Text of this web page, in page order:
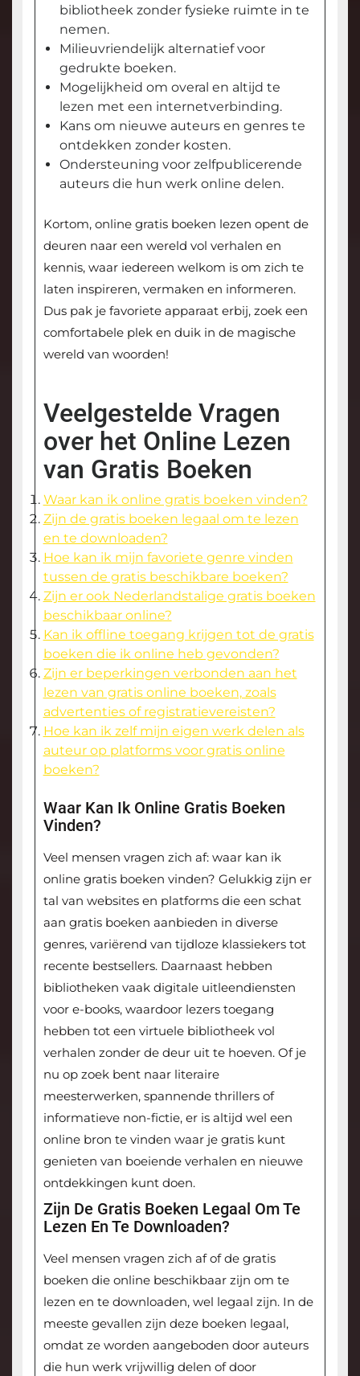
bibliotheek zonder fysieke ruimte in te
nemen.
Milieuvriendelijk alternatief voor
gedrukte boeken.
Mogelijkheid om overal en altijd te
lezen met een internetverbinding.
Kans om nieuwe auteurs en genres te
ontdekken zonder kosten.
Ondersteuning voor zelfpublicerende
auteurs die hun werk online delen.
Kortom, online gratis boeken lezen opent de
deuren naar een wereld vol verhalen en
kennis, waar iedereen welkom is om zich te
laten inspireren, vermaken en informeren.
Dus pak je favoriete apparaat erbij, zoek een
comfortabele plek en duik in de magische
wereld van woorden!
Veelgestelde Vragen
over het Online Lezen
van Gratis Boeken
Waar kan ik online gratis boeken vinden?
Zijn de gratis boeken legaal om te lezen
en te downloaden?
Hoe kan ik mijn favoriete genre vinden
tussen de gratis beschikbare boeken?
Zijn er ook Nederlandstalige gratis boeken
beschikbaar online?
Kan ik offline toegang krijgen tot de gratis
boeken die ik online heb gevonden?
Zijn er beperkingen verbonden aan het
lezen van gratis online boeken, zoals
advertenties of registratievereisten?
Hoe kan ik zelf mijn eigen werk delen als
auteur op platforms voor gratis online
boeken?
Waar Kan Ik Online Gratis Boeken
Vinden?
Veel mensen vragen zich af: waar kan ik
online gratis boeken vinden? Gelukkig zijn er
tal van websites en platforms die een schat
aan gratis boeken aanbieden in diverse
genres, variërend van tijdloze klassiekers tot
recente bestsellers. Daarnaast hebben
bibliotheken vaak digitale uitleendiensten
voor e-books, waardoor lezers toegang
hebben tot een virtuele bibliotheek vol
verhalen zonder de deur uit te hoeven. Of je
nu op zoek bent naar literaire
meesterwerken, spannende thrillers of
informatieve non-fictie, er is altijd wel een
online bron te vinden waar je gratis kunt
genieten van boeiende verhalen en nieuwe
ontdekkingen kunt doen.
Zijn De Gratis Boeken Legaal Om Te
Lezen En Te Downloaden?
Veel mensen vragen zich af of de gratis
boeken die online beschikbaar zijn om te
lezen en te downloaden, wel legaal zijn. In de
meeste gevallen zijn deze boeken legaal,
omdat ze worden aangeboden door auteurs
die hun werk vrijwillig delen of door